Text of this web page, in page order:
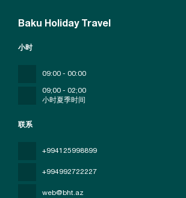
Baku Holiday Travel
联系
+994125998899
+994992722227
web@bht.az
小时
09:00 - 00:00
09;00 - 02;00
小时夏季时间